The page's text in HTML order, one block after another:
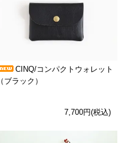
CINQ/コンパクトウォレット
（ブラック）
7,700円(税込)